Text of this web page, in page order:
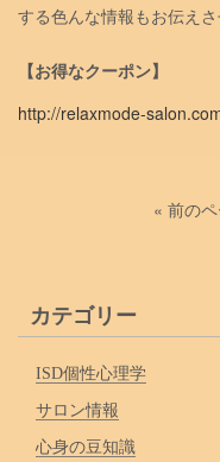
する色んな情報もお伝えさ
【お得なクーポン】
http://relaxmode-
« 前の
カテゴリー
ISD個性心理学
サロン情報
心身の豆知識